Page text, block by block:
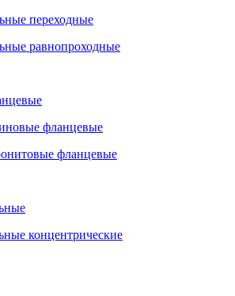
переходные
равнопроходные
фланцевые
фланцевые
концентрические